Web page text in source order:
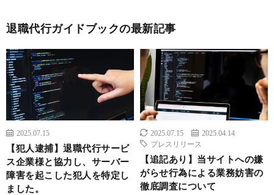
退職代行ガイドブックの最新記事
2025.07.15
【犯人逮捕】退職代行サービ
ス企業様と協力し、サーバー
障害を起こした犯人を特定し
ました。
2025.07.15
2025.04.14
プレスリリース
【追記あり】当サイトへの嫌
がらせ行為による業務妨害の
徹底調査について